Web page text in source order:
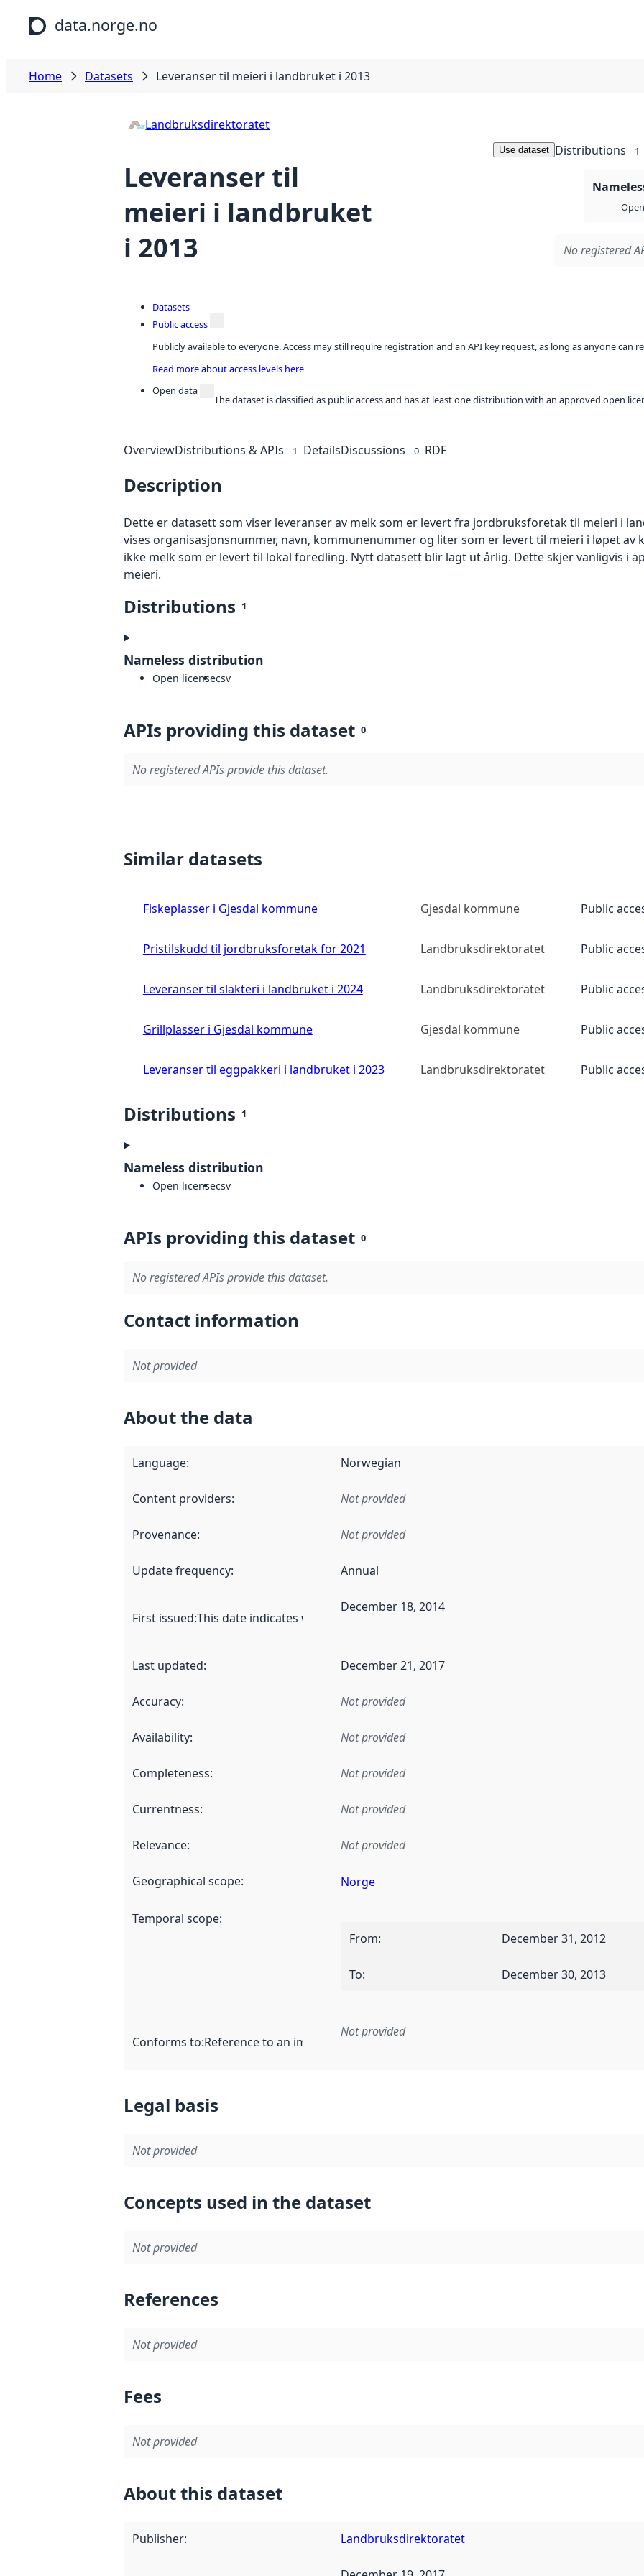
Skip to main content
data.norge.no
Home Datasets Leveranser til meieri i landbruket i 2013
Landbruksdirektoratet
Leveranser til
meieri i landbruket
i 2013
Use dataset Distributions 1
No registered
Datasets
Public access
Publicly available to everyone. Access may still require registration and an API key request, as long as anyone can
Read more about access levels here
Open data
The dataset is classified as public access and has at least one distribution with an approved open
OverviewDistributions & APIs 1 DetailsDiscussions 0 RDF
Description
Dette er datasett som viser leveranser av melk som er levert fra jordbruksforetak til meieri i
vises organisasjonsnummer, navn, kommunenummer og liter som er levert til meieri i løpet av
ikke melk som er levert til lokal foredling. Nytt datasett blir lagt ut årlig. Dette skjer vanligvis i
meieri.
Distributions 1
Nameless distribution
Open licensecsv
APIs providing this dataset 0
No registered APIs provide this dataset.
Similar datasets
Fiskeplasser i Gjesdal kommune Gjesdal kommune Public
Pristilskudd til jordbruksforetak for 2021 Landbruksdirektoratet Public
Leveranser til slakteri i landbruket i 2024 Landbruksdirektoratet Public
Grillplasser i Gjesdal kommune Gjesdal kommune Public
Leveranser til eggpakkeri i landbruket i 2023 Landbruksdirektoratet Public
Distributions 1
Nameless distribution
Open licensecsv
APIs providing this dataset 0
No registered APIs provide this dataset.
Contact information
Not provided
About the data
Language: Norwegian
Content providers: Not provided
Provenance: Not provided
Update frequency: Annual
First issued:This date indicates when the data in this dataset was first released. It may have
December 18, 2014
Last updated: December 21, 2017
Accuracy: Not provided
Availability: Not provided
Completeness: Not provided
Currentness: Not provided
Relevance: Not provided
Geographical scope: Norge
Temporal scope:
From: December 31, 2012
To: December 30, 2013
Conforms to:Reference to an implementation rule or other specification that forms the basis
Not provided
Legal basis
Not provided
Concepts used in the dataset
Not provided
References
Not provided
Fees
Not provided
About this dataset
Publisher: Landbruksdirektoratet